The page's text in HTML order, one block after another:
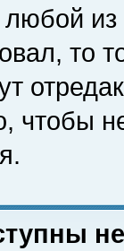
любой
то
чтобы